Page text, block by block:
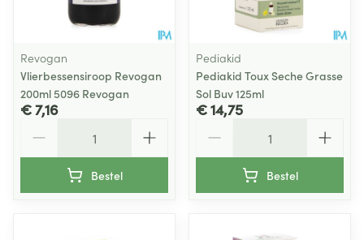
Revogan
Vlierbessensiroop Revogan
200ml 5096 Revogan
€ 7,16
Bestel
Pediakid
Pediakid Toux Seche Grasse
Sol Buv 125ml
€ 14,75
Bestel